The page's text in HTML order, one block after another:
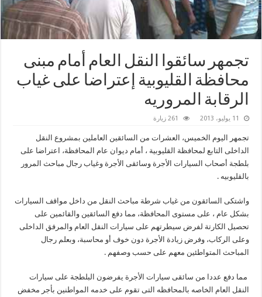
تجمهر سائقوا النقل العام أمام مبنى
محافظة القليوبية إعتراضا على غياب
الرقابة المروريه
11 يوليو، 2013 261 زيارة
تجمهر اليوم الخميس، العشرات من السائقين العاملين بمشروع النقل
الداخلى التابع لمحافظة القليوبية ، أمام ديوان عام المحافظة، اعتراضا على
بلطجة أصحاب السيارات الأجرة وسائقى الأجرة وغياب رجال مباحث المرور
بالقليوبيه .
واشتكى السائقون من غياب شرطة مباحث النقل من داخل مواقف السيارات
بشكل عام ، على مستوى المحافظة، مما دفع السائقين والقائمين على
تحصيل الكارتة لفرض سيطرتهم على سيارات النقل العام والمرفق الداخلى
وعلى الركاب، وفرض زيادة الأجرة دون خوف أو محاسبة، وبعلم رجال
المباحث المتواطئين معهم على حسب وصفهم .
مما دفع عددا من سائقى سيارات الأجرة يفرضون البلطجة على سيارات
النقل العام الخاصه بالمحافظه التى تقوم على خدمه المواطنين بأجر مخفض